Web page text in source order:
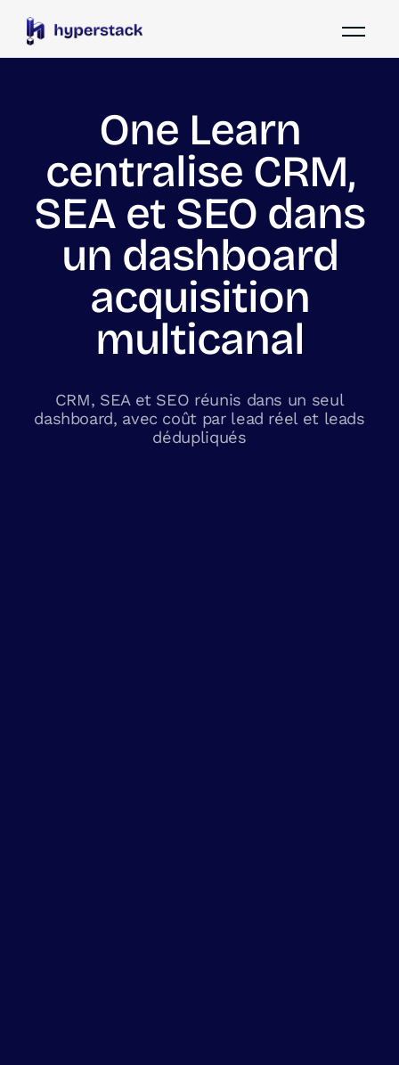
One Learn
centralise CRM,
SEA et SEO dans
un dashboard
acquisition
multicanal
CRM, SEA et SEO réunis dans un seul
dashboard, avec coût par lead réel et leads
dédupliqués